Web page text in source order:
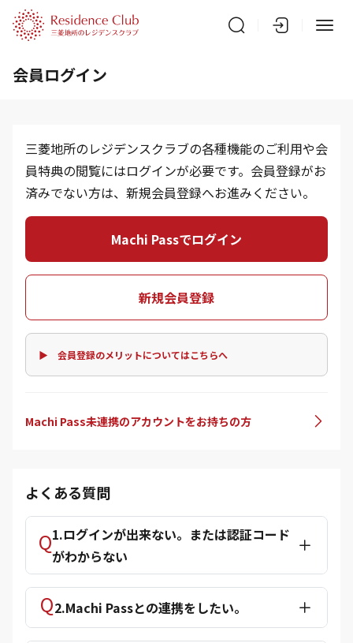
会員ログイン
三菱地所のレジデンスクラブの各種機能のご利用や会
員特典の閲覧にはログインが必要です。会員登録がお
済みでない方は、新規会員登録へお進みください。
Machi Passでログイン
新規会員登録
▶ 会員登録のメリットについてはこちらへ
Machi Pass未連携のアカウントをお持ちの方
よくある質問
1.ログインが出来ない。または認証コード
がわからない
2.Machi Passとの連携をしたい。